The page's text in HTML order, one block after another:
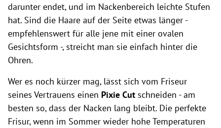
darunter endet, und im Nackenbereich leichte Stufen
hat. Sind die Haare auf der Seite etwas länger -
empfehlenswert für alle jene mit einer ovalen
Gesichtsform -, streicht man sie einfach hinter die
Ohren.
Wer es noch kürzer mag, lässt sich vom Friseur
seines Vertrauens einen Pixie Cut schneiden - am
besten so, dass der Nacken lang bleibt. Die perfekte
Frisur, wenn im Sommer wieder hohe Temperaturen